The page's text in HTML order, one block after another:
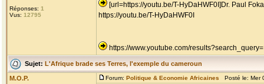
Réponses: 1
Vus: 12795
[url=https://youtu.be/T-HyDaHWF0I]Dr. Paul
https://youtu.be/T-HyDaHWF0I
https://www.youtube.com/
Sujet: L'Afrique brade ses Terres, l'exemple du cameroun
M.O.P. Forum: Politique & Economie Africaines Posté le: Mer